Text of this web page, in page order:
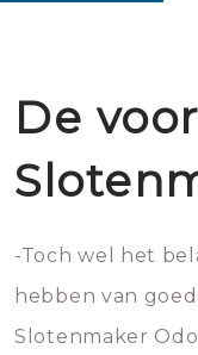
De
-Toch wel het
hebben van
Slotenmaker